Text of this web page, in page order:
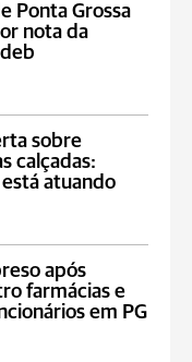
Ponta Grossa
nota da
sobre
calçadas:
atuando
após
farmácias e
em PG